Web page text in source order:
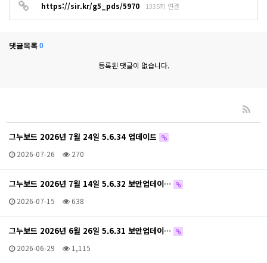
https://sir.kr/g5_pds/5970 1335회 연결
댓글목록 0
등록된 댓글이 없습니다.
그누보드 2026년 7월 24일 5.6.34 업데이트
2026-07-26 270
그누보드 2026년 7월 14일 5.6.32 보안업데이…
2026-07-15 638
그누보드 2026년 6월 26일 5.6.31 보안업데이…
2026-06-29 1,115